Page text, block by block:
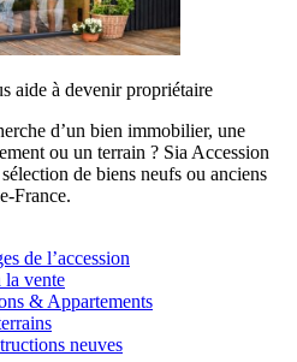
aide à devenir propriétaire
d’un bien immobilier, une
ou un terrain ? Sia Accession
de biens neufs ou anciens
France.
de l’accession
la vente
& Appartements
neuves